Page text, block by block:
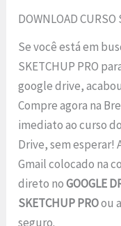
DOWNLOAD CURSO
Se você está em
SKETCHUP PRO
google drive,
Compre agora na
imediato ao curso
Drive, sem esperar!
Gmail colocado na
direto noGOOGLE
SKETCHUP PROou
seguro.